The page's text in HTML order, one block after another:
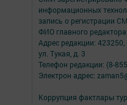
информационных
запись о регистрации
ФИО главного
Адрес редакции: 423250,
ул. Тукая, д. 3
Телефон редакции: (8-
Электрон адрес:
Коррупция фактлары